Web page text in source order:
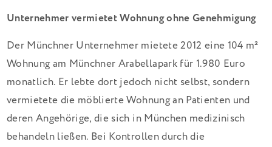
Unternehmer vermietet Wohnung ohne Genehmigung
Der Münchner Unternehmer mietete 2012 eine 104 m²
Wohnung am Münchner Arabellapark für 1.980 Euro
monatlich. Er lebte dort jedoch nicht selbst, sondern
vermietete die möblierte Wohnung an Patienten und
deren Angehörige, die sich in München medizinisch
behandeln ließen. Bei Kontrollen durch die